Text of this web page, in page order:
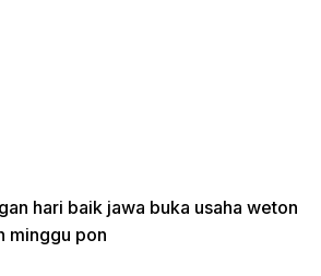
hari baik jawa buka usaha weton
minggu pon